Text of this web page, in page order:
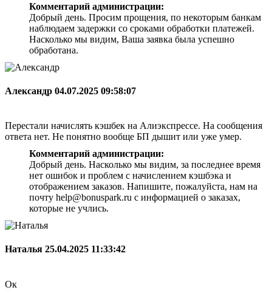
Комментарий администрации:
Добрый день. Просим прощения, по некоторым банкам
наблюдаем задержки со сроками обработки платежей.
Насколько мы видим, Ваша заявка была успешно
обработана.
Александр 04.07.2025 09:58:07
Перестали начислять кэшбек на Алиэкспрессе. На сообщения
ответа нет. Не понятно вообще БП дышит или уже умер.
Комментарий администрации:
Добрый день. Насколько мы видим, за последнее время
нет ошибок и проблем с начислением кэшбэка и
отображением заказов. Напишите, пожалуйста, нам на
почту help@bonuspark.ru с информацией о заказах,
которые не учлись.
Наталья 25.04.2025 11:33:42
Ок